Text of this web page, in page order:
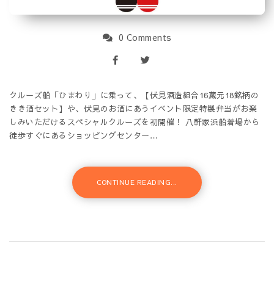
0 Comments
クルーズ船「ひまわり」に乗って、【伏見酒造組合16蔵元18銘柄の
きき酒セット】や、伏見のお酒にあうイベント限定特製弁当がお楽
しみいただけるスペシャルクルーズを初開催！ 八軒家浜船着場から
徒歩すぐにあるショッピングセンター…
CONTINUE READING...